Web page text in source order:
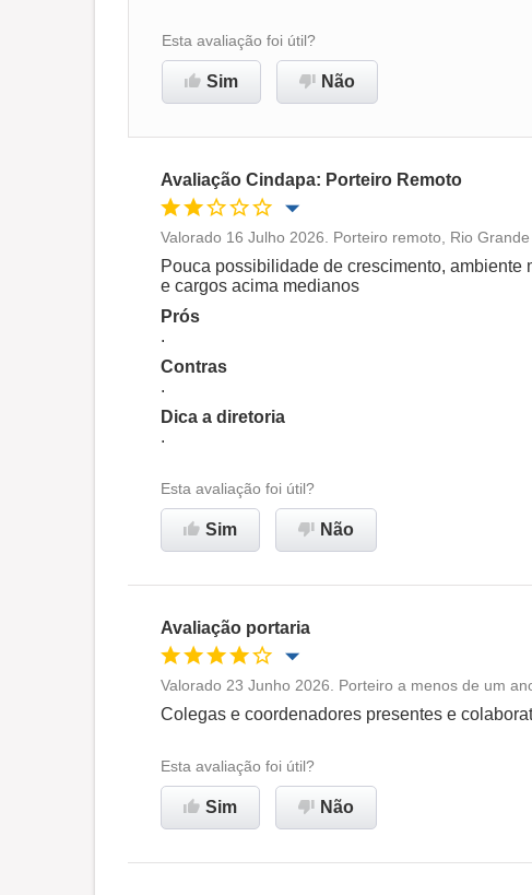
Ambiente de trabalho
Recomenda esta empresa
Esta avaliação foi útil?
Sim Não
Avaliação Cindapa: Porteiro Remoto
Oportunidade de promoção
Ambiente de trabalho
Não recomenda esta
Valorado 16 Julho 2026. Porteiro remoto, Rio
Pouca possibilidade de crescimento,
e cargos acima medianos
Prós
.
Contras
.
Dica a diretoria
.
Esta avaliação foi útil?
Sim Não
Avaliação portaria
Oportunidade de promoção
Ambiente de trabalho
Recomenda esta empresa
Valorado 23 Junho 2026. Porteiro a menos de um
Colegas e coordenadores presentes e
Esta avaliação foi útil?
Sim Não